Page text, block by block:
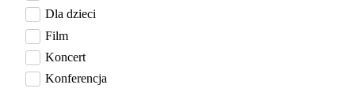
Dla dzieci
Film
Koncert
Konferencja